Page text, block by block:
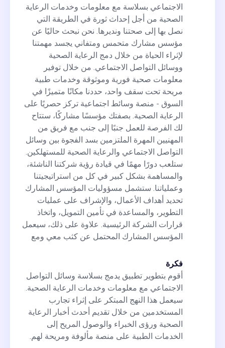
الاجتماعي بسلاسة مع معلومات وخدمات الرعاية
الصحية من أجل إحداث ثورة في الطريقة التي
نصل بها إلى صحتنا ونديرها. نحن نبحث حاليًا عن
مؤسس مشارك متحمس ومتفاني يجسد مهمتنا
لإثراء الحياة من خلال دمج الرعاية الصحية
ووسائل التواصل الاجتماعي. من خلال توفير
معلومات صحية فورية وموثوقة وخدمات طبية
مريحة تحت سقف واحد، حددنا مكانًا متميزًا في
السوق - منصة وسائط اجتماعية تركز حصريًا على
الرعاية الصحية. بصفتك مؤسسًا مشاركًا، ستتاح
لك الفرصة للعمل جنبًا إلى جنب مع فريق من
المهنيين المهرة الملتزمين بسد الفجوة بين وسائل
التواصل الاجتماعي والرعاية الصحية للمستهلكين.
ستلعب دورًا مهمًا في قيادة رؤية شركتنا الناشئة،
والمساهمة بشكل كبير في كل من استراتيجيتنا
وعملياتنا. ستشمل مسؤوليات المؤسس المشارك
تحديد أهداف الأعمال، والإشراف على عمليات
التطوير، والمساعدة في تأمين التمويل، واتخاذ
قرارات الشركة الرئيسية. علاوة على ذلك، سيعمل
المؤسس المشارك المحتمل عن كثب معي ومع
فكرة
أقوم بتطوير تطبيق يدمج بسلاسة وسائل التواصل
الاجتماعي مع معلومات وخدمات الرعاية الصحية.
سيعمل هذا النهج المبتكر على إثراء تجارب
المستخدمين من خلال تقديم أحدث أخبار الرعاية
الصحية ورؤى الخبراء والوصول المريح إلى
الخدمات الطبية على منصة مألوفة ومريحة لهم.